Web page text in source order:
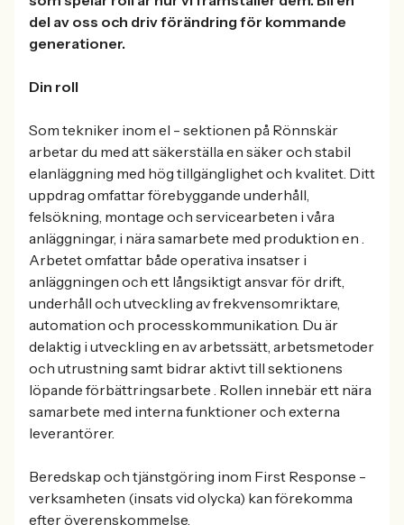
del av oss och driv förändring för kommande
generationer.
Din roll
Som tekniker inom el - sektionen på Rönnskär
arbetar du med att säkerställa en säker och stabil
elanläggning med hög tillgänglighet och kvalitet. Ditt
uppdrag omfattar förebyggande underhåll,
felsökning, montage och servicearbeten i våra
anläggningar, i nära samarbete med produktion en .
Arbetet omfattar både operativa insatser i
anläggningen och ett långsiktigt ansvar för drift,
underhåll och utveckling av frekvensomriktare,
automation och processkommunikation. Du är
delaktig i utveckling en av arbetssätt, arbetsmetoder
och utrustning samt bidrar aktivt till sektionens
löpande förbättringsarbete . Rollen innebär ett nära
samarbete med interna funktioner och externa
leverantörer.
Beredskap och tjänstgöring inom First Response -
verksamheten (insats vid olycka) kan förekomma
efter överenskommelse.